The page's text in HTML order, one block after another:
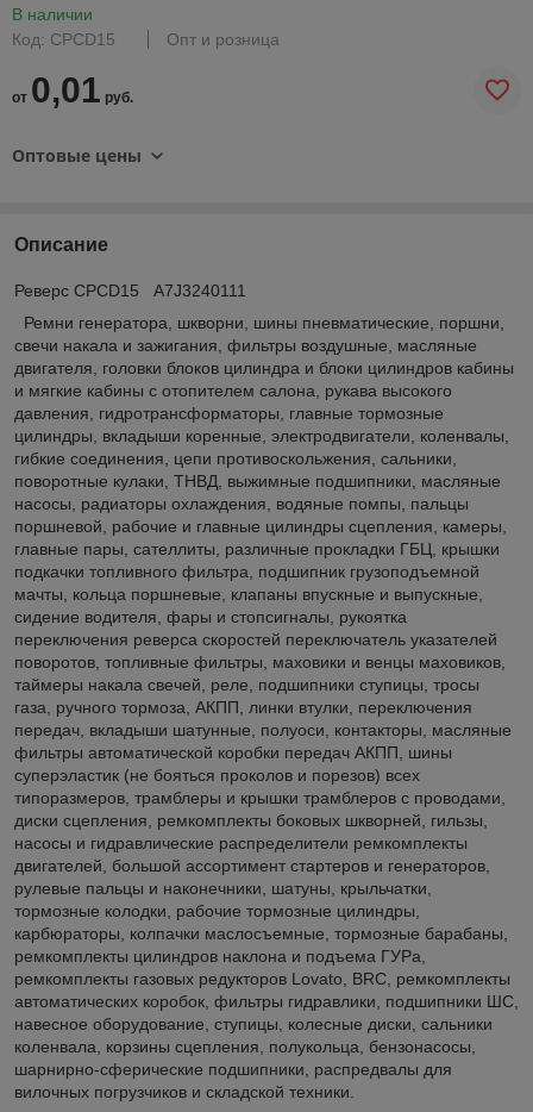
В наличии
Код: CPCD15
Опт и розница
от 0,01 руб.
Оптовые цены
Описание
Реверс CPCD15 A7J3240111
Ремни генератора, шкворни, шины пневматические, поршни,
свечи накала и зажигания, фильтры воздушные, масляные
двигателя, головки блоков цилиндра и блоки цилиндров кабины
и мягкие кабины с отопителем салона, рукава высокого
давления, гидротрансформаторы, главные тормозные
цилиндры, вкладыши коренные, электродвигатели, коленвалы,
гибкие соединения, цепи противоскольжения, сальники,
поворотные кулаки, ТНВД, выжимные подшипники, масляные
насосы, радиаторы охлаждения, водяные помпы, пальцы
поршневой, рабочие и главные цилиндры сцепления, камеры,
главные пары, сателлиты, различные прокладки ГБЦ, крышки
подкачки топливного фильтра, подшипник грузоподъемной
мачты, кольца поршневые, клапаны впускные и выпускные,
сидение водителя, фары и стопсигналы, рукоятка
переключения реверса скоростей переключатель указателей
поворотов, топливные фильтры, маховики и венцы маховиков,
таймеры накала свечей, реле, подшипники ступицы, тросы
газа, ручного тормоза, АКПП, линки втулки, переключения
передач, вкладыши шатунные, полуоси, контакторы, масляные
фильтры автоматической коробки передач АКПП, шины
суперэластик (не бояться проколов и порезов) всех
типоразмеров, трамблеры и крышки трамблеров с проводами,
диски сцепления, ремкомплекты боковых шкворней, гильзы,
насосы и гидравлические распределители ремкомплекты
двигателей, большой ассортимент стартеров и генераторов,
рулевые пальцы и наконечники, шатуны, крыльчатки,
тормозные колодки, рабочие тормозные цилиндры,
карбюраторы, колпачки маслосъемные, тормозные барабаны,
ремкомплекты цилиндров наклона и подъема ГУРа,
ремкомплекты газовых редукторов Lovato, BRC, ремкомплекты
автоматических коробок, фильтры гидравлики, подшипники ШС,
навесное оборудование, ступицы, колесные диски, сальники
коленвала, корзины сцепления, полукольца, бензонасосы,
шарнирно-сферические подшипники, распредвалы для
вилочных погрузчиков и складской техники.